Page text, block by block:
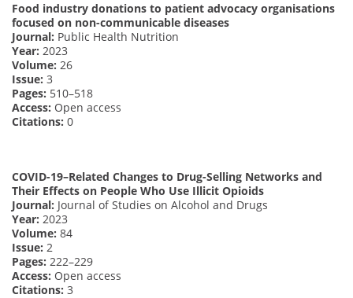
Food industry donations to patient advocacy organisations
focused on non-communicable diseases
Journal: Public Health Nutrition
Year: 2023
Volume: 26
Issue: 3
Pages: 510–518
Access: Open access
Citations: 0
COVID-19–Related Changes to Drug-Selling Networks and
Their Effects on People Who Use Illicit Opioids
Journal: Journal of Studies on Alcohol and Drugs
Year: 2023
Volume: 84
Issue: 2
Pages: 222–229
Access: Open access
Citations: 3